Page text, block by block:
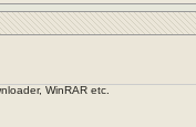
WinRAR etc.